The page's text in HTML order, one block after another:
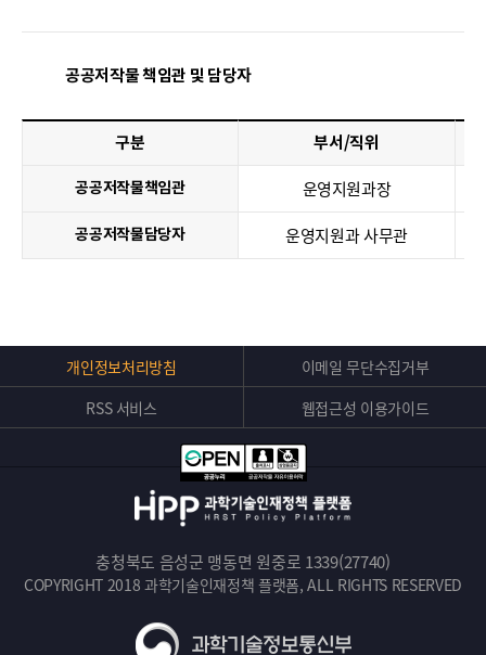
공공저작물 책임관 및 담당자
구분 부서/직위
공공저작물책임관 운영지원과장
공공저작물담당자 운영지원과 사무관
버
개인정보처리방침
이메일 무단수집거부
RSS 서비스
웹접근성 이용가이드
충청북도 음성군 맹동면 원중로 1339(27740)
COPYRIGHT 2018 과학기술인재정책 플랫폼, ALL RIGHTS RESERVED